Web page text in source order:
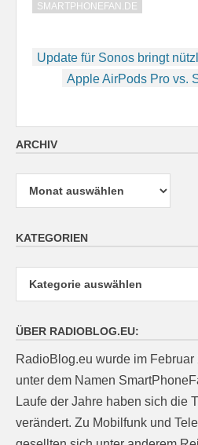
SMARTPHONEFAN.DE
Beitragsnavigation
Update für Sonos bringt
Apple AirPods Pro vs.
ARCHIV
Archiv
KATEGORIEN
ÜBER RADIOBLOG.EU:
RadioBlog.eu wurde im Februar
unter dem Namen
Laufe der Jahre haben sich die
verändert. Zu Mobilfunk und